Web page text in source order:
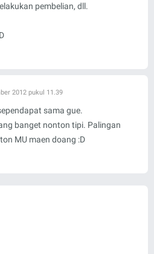
pembelian, dll.
2012 pukul 11.39
sama gue.
banget nonton tipi. Palingan
MU maen doang :D